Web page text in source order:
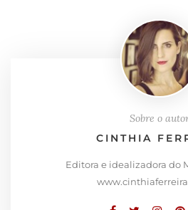
Sobre o
CINTHIA
Editora e idealizadora do